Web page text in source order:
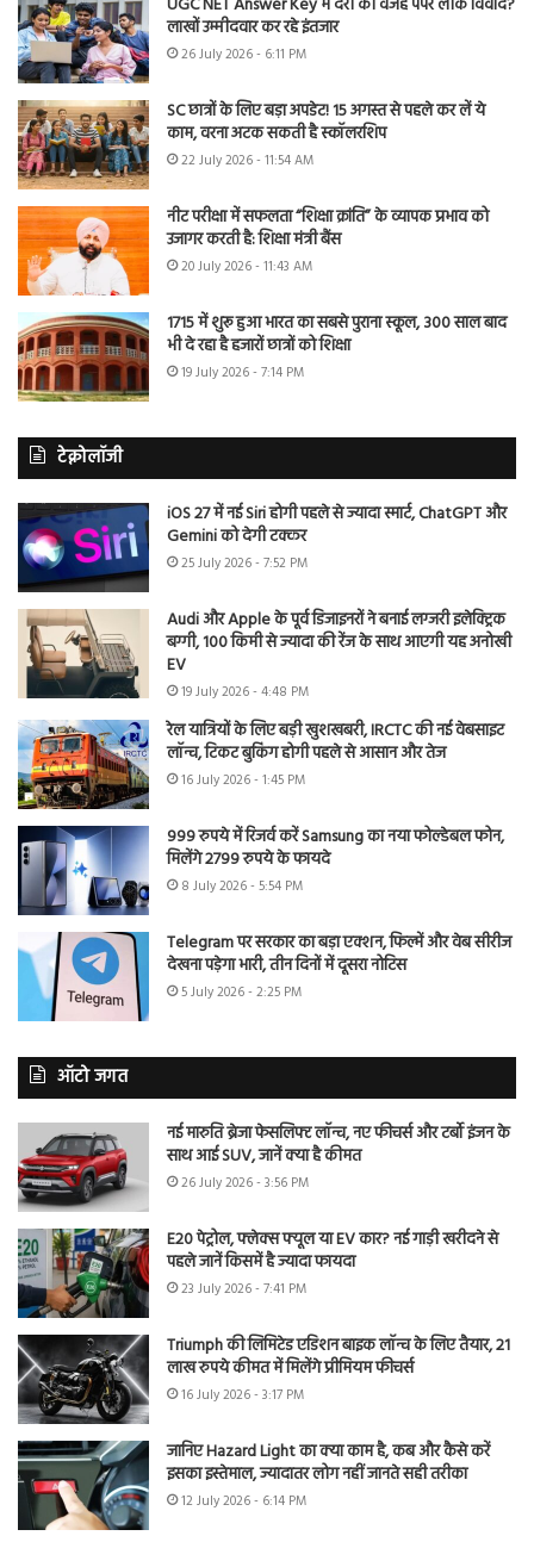
लाखों उम्मीदवार कर रहे इंतजार
26 July 2026 - 6:11 PM
SC छात्रों के लिए बड़ा अपडेट! 15 अगस्त से पहले कर लें ये
काम, वरना अटक सकती है स्कॉलरशिप
22 July 2026 - 11:54 AM
नीट परीक्षा में सफलता “शिक्षा क्रांति” के व्यापक प्रभाव को
उजागर करती है: शिक्षा मंत्री बैंस
20 July 2026 - 11:43 AM
1715 में शुरू हुआ भारत का सबसे पुराना स्कूल, 300 साल बाद
भी दे रहा है हजारों छात्रों को शिक्षा
19 July 2026 - 7:14 PM
टेक्नोलॉजी
iOS 27 में नई Siri होगी पहले से ज्यादा स्मार्ट, ChatGPT और
Gemini को देगी टक्कर
25 July 2026 - 7:52 PM
Audi और Apple के पूर्व डिजाइनरों ने बनाई लग्जरी इलेक्ट्रिक
बग्गी, 100 किमी से ज्यादा की रेंज के साथ आएगी यह अनोखी
EV
19 July 2026 - 4:48 PM
रेल यात्रियों के लिए बड़ी खुशखबरी, IRCTC की नई वेबसाइट
लॉन्च, टिकट बुकिंग होगी पहले से आसान और तेज
16 July 2026 - 1:45 PM
999 रुपये में रिजर्व करें Samsung का नया फोल्डेबल फोन,
मिलेंगे 2799 रुपये के फायदे
8 July 2026 - 5:54 PM
Telegram पर सरकार का बड़ा एक्शन, फिल्में और वेब सीरीज
देखना पड़ेगा भारी, तीन दिनों में दूसरा नोटिस
5 July 2026 - 2:25 PM
ऑटो जगत
नई मारुति ब्रेजा फेसलिफ्ट लॉन्च, नए फीचर्स और टर्बो इंजन के
साथ आई SUV, जानें क्या है कीमत
26 July 2026 - 3:56 PM
E20 पेट्रोल, फ्लेक्स फ्यूल या EV कार? नई गाड़ी खरीदने से
पहले जानें किसमें है ज्यादा फायदा
23 July 2026 - 7:41 PM
Triumph की लिमिटेड एडिशन बाइक लॉन्च के लिए तैयार, 21
लाख रुपये कीमत में मिलेंगे प्रीमियम फीचर्स
16 July 2026 - 3:17 PM
जानिए Hazard Light का क्या काम है, कब और कैसे करें
इसका इस्तेमाल, ज्यादातर लोग नहीं जानते सही तरीका
12 July 2026 - 6:14 PM